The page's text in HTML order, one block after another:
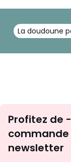
La doudoune
Profitez de
commande
newsletter